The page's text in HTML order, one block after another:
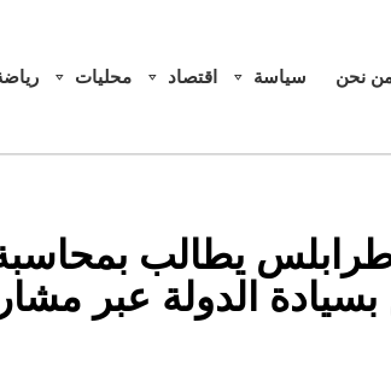
نحن سياسة اقتصاد محليات
طرابلس يطالب
الدولة عبر